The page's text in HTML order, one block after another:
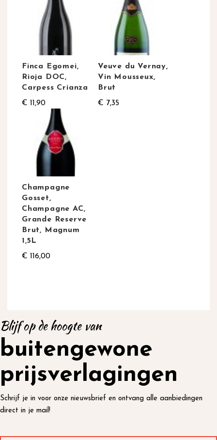
Finca Egomei,
Rioja DOC,
Carpess Crianza
€ 11,90
Veuve du Vernay,
Vin Mousseux,
Brut
€ 7,35
Champagne
Gosset,
Champagne AC,
Grande Reserve
Brut, Magnum
1,5L
€ 116,00
Blijf op de hoogte van
buitengewone
prijsverlagingen
Schrijf je in voor onze nieuwsbrief en ontvang alle aanbiedingen
direct in je mail!